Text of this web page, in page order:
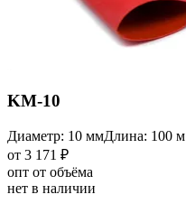
KM-10
Диаметр: 10 ммДлина: 100 м
от 3 171 ₽
опт от объёма
нет в наличии